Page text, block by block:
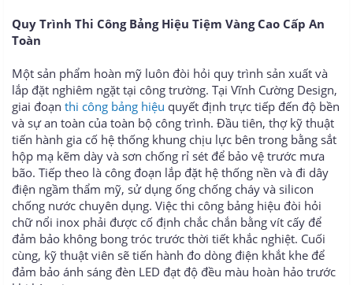
Quy Trình Thi Công Bảng Hiệu Tiệm Vàng Cao Cấp An
Toàn
Một sản phẩm hoàn mỹ luôn đòi hỏi quy trình sản xuất và
lắp đặt nghiêm ngặt tại công trường. Tại Vĩnh Cường Design,
giai đoạn thi công bảng hiệu quyết định trực tiếp đến độ bền
và sự an toàn của toàn bộ công trình. Đầu tiên, thợ kỹ thuật
tiến hành gia cố hệ thống khung chịu lực bên trong bằng sắt
hộp mạ kẽm dày và sơn chống rỉ sét để bảo vệ trước mưa
bão. Tiếp theo là công đoạn lắp đặt hệ thống nền và đi dây
điện ngầm thẩm mỹ, sử dụng ống chống cháy và silicon
chống nước chuyên dụng. Việc thi công bảng hiệu đòi hỏi
chữ nổi inox phải được cố định chắc chắn bằng vít cấy để
đảm bảo không bong tróc trước thời tiết khắc nghiệt. Cuối
cùng, kỹ thuật viên sẽ tiến hành đo dòng điện khắt khe để
đảm bảo ánh sáng đèn LED đạt độ đều màu hoàn hảo trước